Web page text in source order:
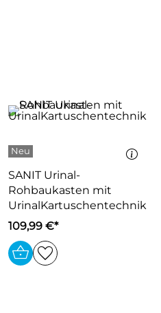
SANIT Urinal-
Rohbaukasten mit
UrinalKartuschentechnik
109,99 €*